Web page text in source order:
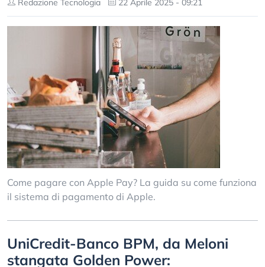
Redazione Tecnologia 22 Aprile 2025 - 09:21
Come pagare con Apple Pay? La guida su come funziona
il sistema di pagamento di Apple.
UniCredit-Banco BPM, da Meloni
stangata Golden Power: